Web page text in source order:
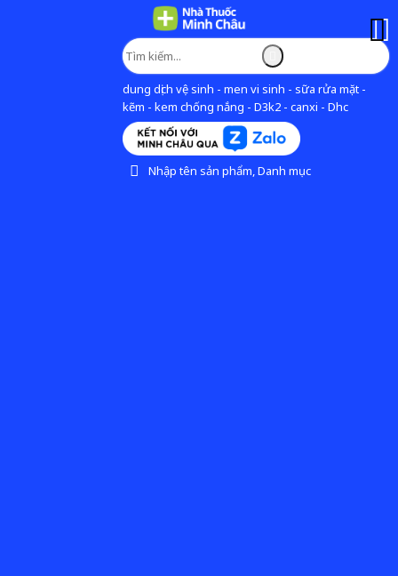
dung dịch vệ sinh - men vi sinh - sữa rửa mặt -
kẽm - kem chống nắng - D3k2 - canxi - Dhc
Nhập tên sản phẩm, Danh mục